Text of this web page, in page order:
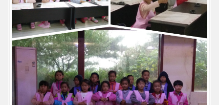
联系我们
科研成果
数据库